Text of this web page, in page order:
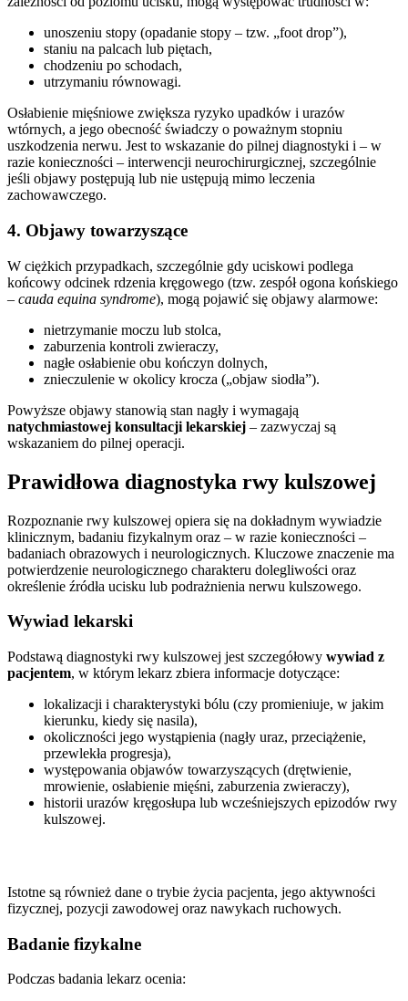
unoszeniu stopy (opadanie stopy – tzw. „foot drop”),
staniu na palcach lub piętach,
chodzeniu po schodach,
utrzymaniu równowagi.
Osłabienie mięśniowe zwiększa ryzyko upadków i urazów
wtórnych, a jego obecność świadczy o poważnym stopniu
uszkodzenia nerwu. Jest to wskazanie do pilnej diagnostyki i – w
razie konieczności – interwencji neurochirurgicznej, szczególnie
jeśli objawy postępują lub nie ustępują mimo leczenia
zachowawczego.
4. Objawy towarzyszące
W ciężkich przypadkach, szczególnie gdy uciskowi podlega
końcowy odcinek rdzenia kręgowego (tzw. zespół ogona końskiego
– cauda equina syndrome), mogą pojawić się objawy alarmowe:
nietrzymanie moczu lub stolca,
zaburzenia kontroli zwieraczy,
nagłe osłabienie obu kończyn dolnych,
znieczulenie w okolicy krocza („objaw siodła”).
Powyższe objawy stanowią stan nagły i wymagają
natychmiastowej konsultacji lekarskiej – zazwyczaj są
wskazaniem do pilnej operacji.
Prawidłowa diagnostyka rwy kulszowej
Rozpoznanie rwy kulszowej opiera się na dokładnym wywiadzie
klinicznym, badaniu fizykalnym oraz – w razie konieczności –
badaniach obrazowych i neurologicznych. Kluczowe znaczenie ma
potwierdzenie neurologicznego charakteru dolegliwości oraz
określenie źródła ucisku lub podrażnienia nerwu kulszowego.
Wywiad lekarski
Podstawą diagnostyki rwy kulszowej jest szczegółowy wywiad z
pacjentem, w którym lekarz zbiera informacje dotyczące:
lokalizacji i charakterystyki bólu (czy promieniuje, w jakim
kierunku, kiedy się nasila),
okoliczności jego wystąpienia (nagły uraz, przeciążenie,
przewlekła progresja),
występowania objawów towarzyszących (drętwienie,
mrowienie, osłabienie mięśni, zaburzenia zwieraczy),
historii urazów kręgosłupa lub wcześniejszych epizodów rwy
kulszowej.
Istotne są również dane o trybie życia pacjenta, jego aktywności
fizycznej, pozycji zawodowej oraz nawykach ruchowych.
Badanie fizykalne
Podczas badania lekarz ocenia: